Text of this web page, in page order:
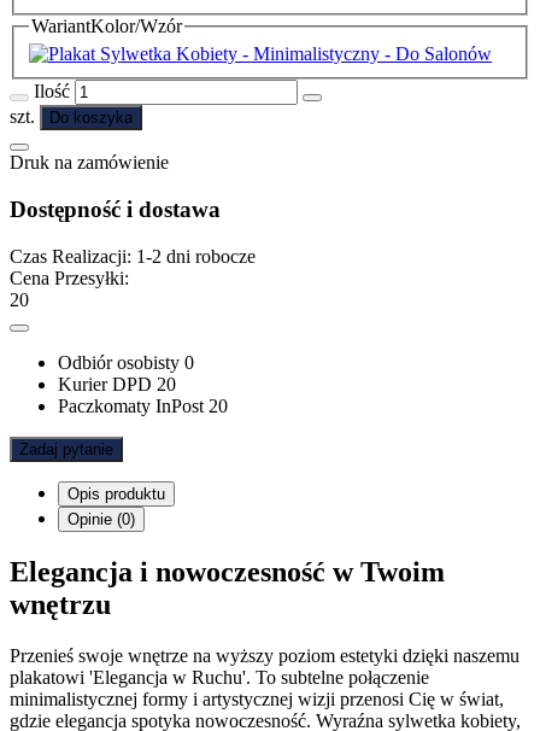
WariantKolor/Wzór
Ilość
szt.
Do koszyka
Druk na zamówienie
Dostępność i dostawa
Czas Realizacji: 1-2 dni robocze
Cena Przesyłki:
20
Odbiór osobisty 0
Kurier DPD 20
Paczkomaty InPost 20
Zadaj pytanie
Opis produktu
Opinie (0)
Elegancja i nowoczesność w Twoim
wnętrzu
Przenieś swoje wnętrze na wyższy poziom estetyki dzięki naszemu
plakatowi 'Elegancja w Ruchu'. To subtelne połączenie
minimalistycznej formy i artystycznej wizji przenosi Cię w świat,
gdzie elegancja spotyka nowoczesność. Wyraźna sylwetka kobiety,